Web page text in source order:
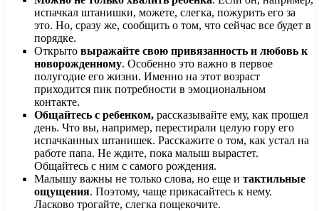
испачкал штанишки, можете, слегка, пожурить его за
это. Но, сразу же, сообщить о том, что сейчас все будет в
порядке.
Открыто выражайте свою привязанность и любовь к
новорожденному. Особенно это важно в первое
полугодие его жизни. Именно на этот возраст
приходится пик потребности в эмоциональном
контакте.
Общайтесь с ребенком, рассказывайте ему, как прошел
день. Что вы, например, перестирали целую гору его
испачканных штанишек. Расскажите о том, как устал на
работе папа. Не ждите, пока малыш вырастет.
Общайтесь с ним с самого рождения.
Малышу важны не только слова, но еще и тактильные
ощущения. Поэтому, чаще прикасайтесь к нему.
Ласково трогайте, слегка пощекочите.